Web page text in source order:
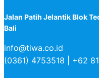
Jalan Patih Jelantik Blok
Bali
info@tiwa.co.id
(0361) 4753518 | +62